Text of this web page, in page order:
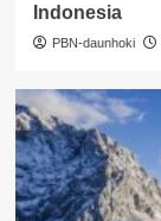
Indonesia
PBN-daunhoki